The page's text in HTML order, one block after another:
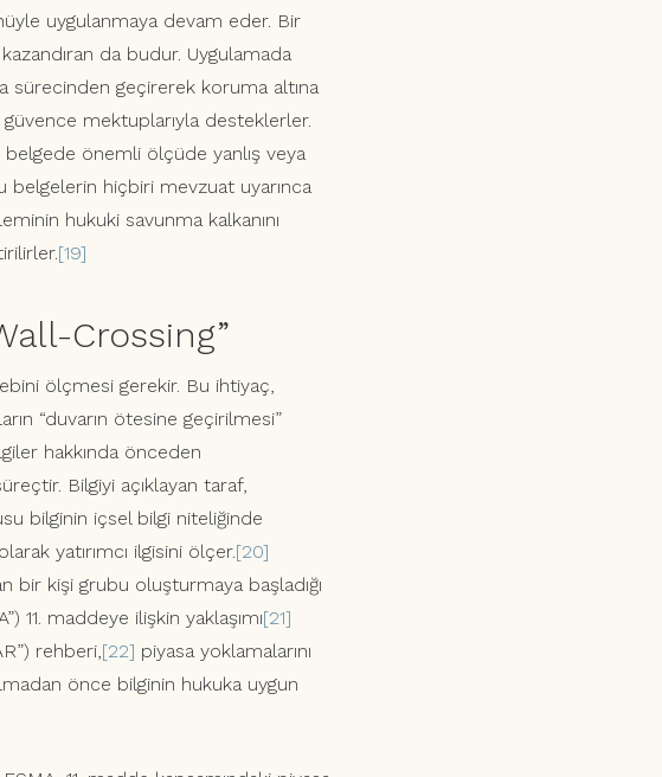
uygulanmaya devam eder. Bir
da budur. Uygulamada
sürecinden geçirerek koruma altına
mektuplarıyla desteklerler.
önemli ölçüde yanlış veya
belgelerin hiçbiri mevzuat uyarınca
hukuki savunma kalkanını
[19]
Crossing”
ölçmesi gerekir. Bu ihtiyaç,
“duvarın ötesine geçirilmesi”
hakkında önceden
Bilgiyi açıklayan taraf,
bilginin içsel bilgi niteliğinde
yatırımcı ilgisini ölçer.[20]
bir kişi grubu oluşturmaya başladığı
11. maddeye ilişkin yaklaşımı[21]
rehberi, [22] piyasa yoklamalarını
önce bilginin hukuka uygun